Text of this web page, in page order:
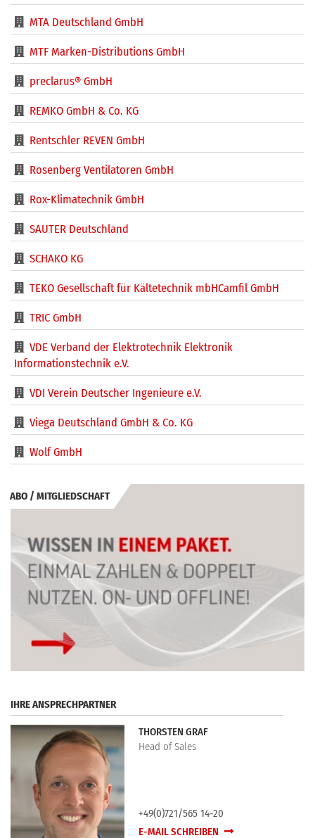
MTA Deutschland GmbH
MTF Marken-Distributions GmbH
preclarus® GmbH
REMKO GmbH & Co. KG
Rentschler REVEN GmbH
Rosenberg Ventilatoren GmbH
Rox-Klimatechnik GmbH
SAUTER Deutschland
SCHAKO KG
TEKO Gesellschaft für Kältetechnik mbHCamfil GmbH
TRIC GmbH
VDE Verband der Elektrotechnik Elektronik
Informationstechnik e.V.
VDI Verein Deutscher Ingenieure e.V.
Viega Deutschland GmbH & Co. KG
Wolf GmbH
ABO / MITGLIEDSCHAFT
IHRE ANSPRECHPARTNER
THORSTEN GRAF
Head of Sales
+49(0)721/565 14-20
E-MAIL SCHREIBEN